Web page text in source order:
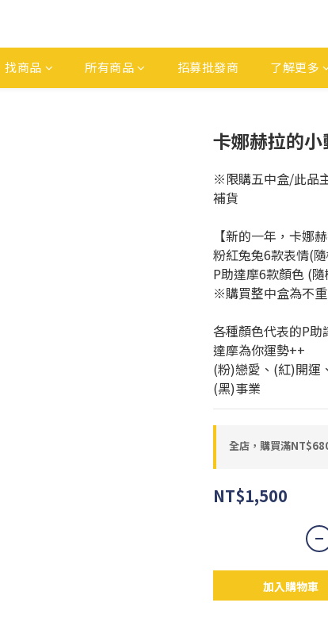
找商品 所有商品 招募批發商 了解更多
卡娜赫拉的
※限購五中盒/此品
補貨
【新的一年，卡娜
粉紅兔兔6款表情(
P助達摩6款顏色 (
※購買整中盒為不
各種顏色代表的P
達摩為你運勢++
(粉)戀愛、(紅)開運
(黑)事業
全店，購買滿
NT$1,500
加入購物車